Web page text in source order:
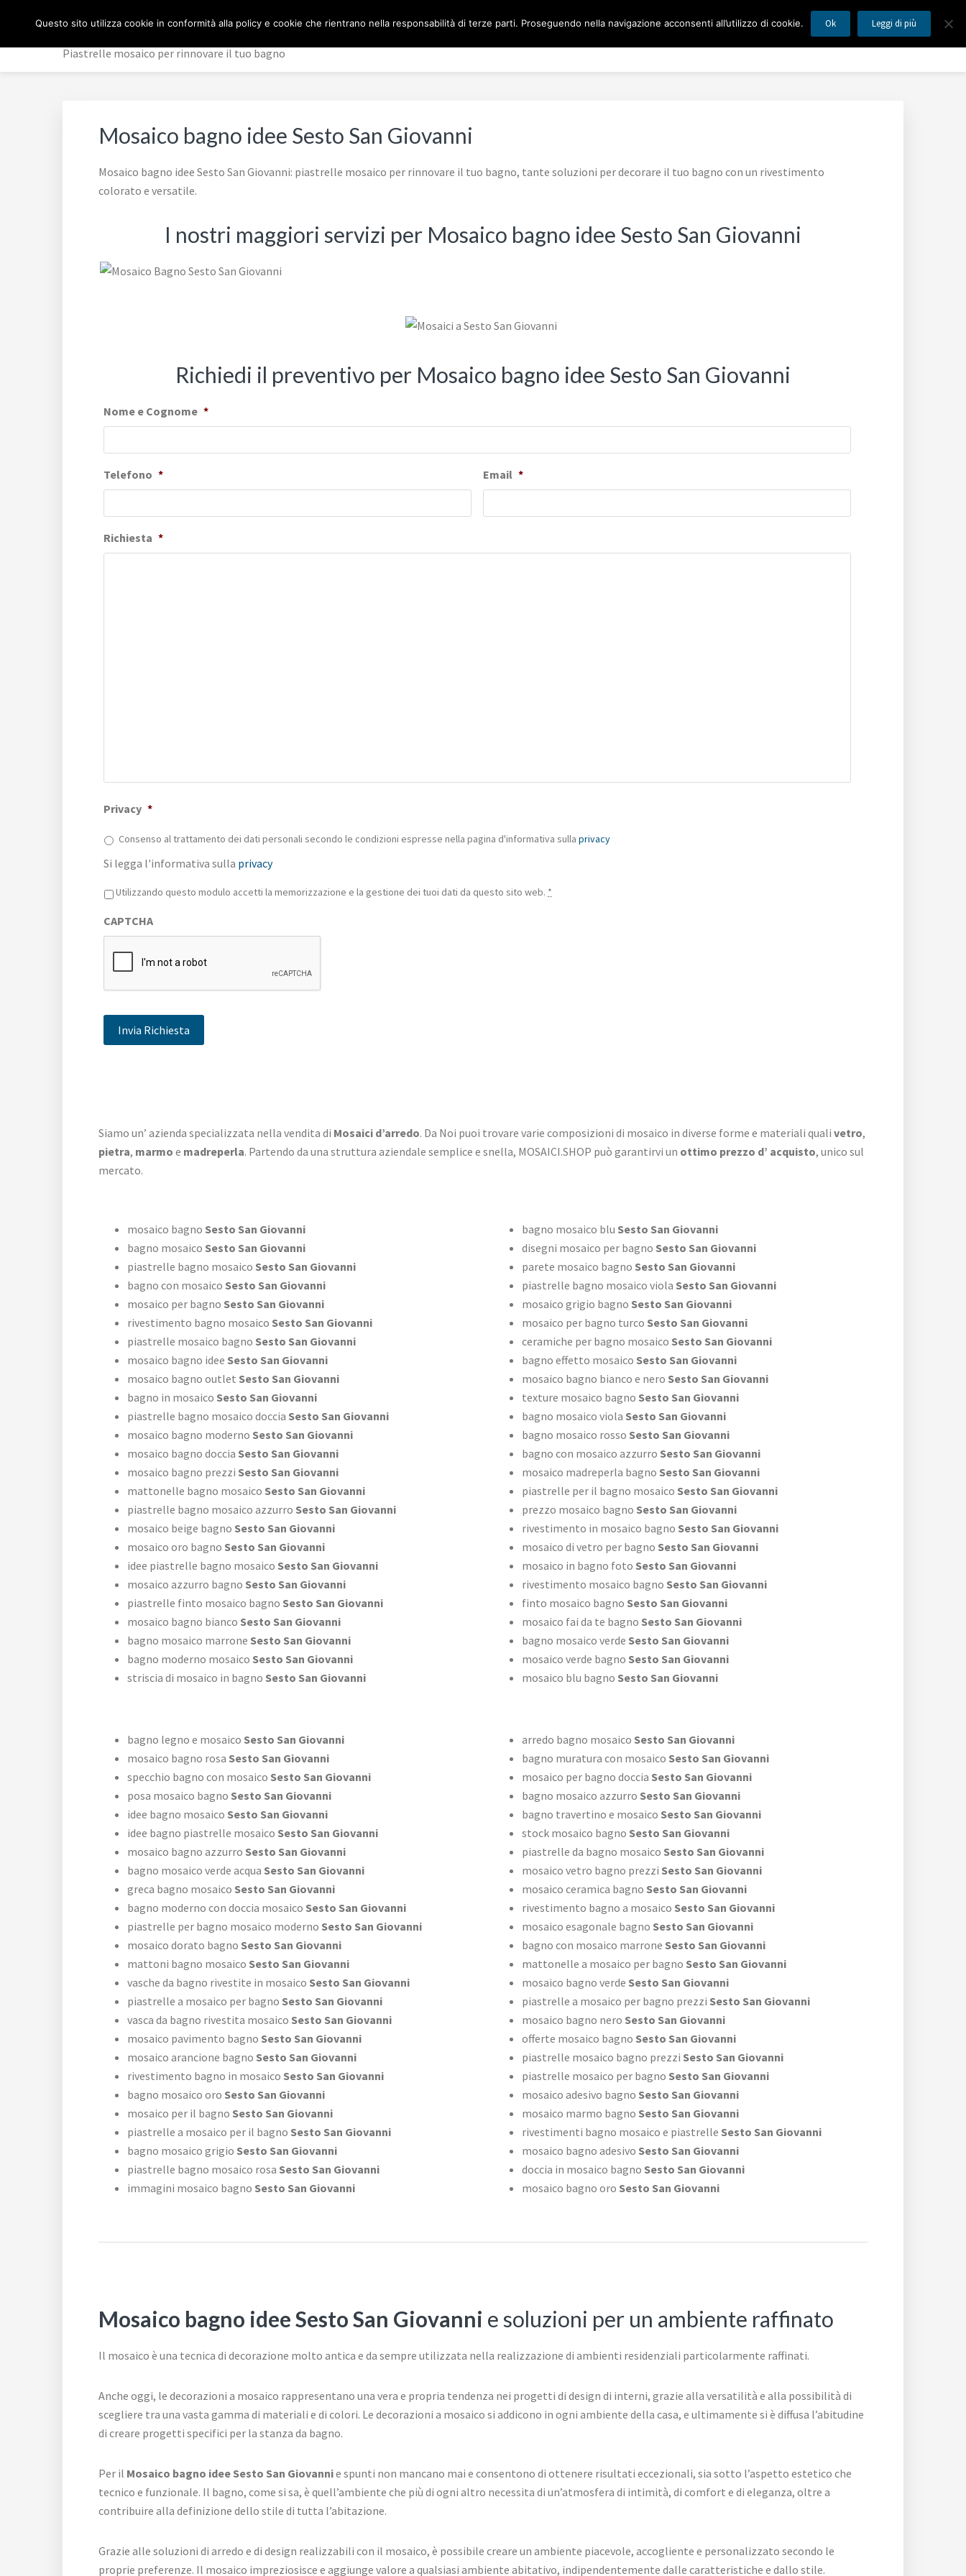
navigazione
contenuto
piè
MOSAICO BAGNO
Piastrelle mosaico per rinnovare il tuo bagno
Home MOSAICO BAGNO MILANO Blog Mappa del Sito Contatti
Mosaico bagno idee Sesto San Giovanni
Mosaico bagno idee Sesto San Giovanni: piastrelle mosaico per rinnovare il tuo bagno, tante soluzioni per decorare il tuo bagno con un rivestimento
colorato e versatile.
I nostri maggiori servizi per Mosaico bagno idee Sesto San Giovanni
Richiedi il preventivo per Mosaico bagno idee Sesto San Giovanni
Nome e Cognome *
Telefono * Email *
Richiesta *
Privacy *
Consenso al trattamento dei dati personali secondo le condizioni espresse nella pagina d'informativa sulla privacy
Si legga l'informativa sulla privacy
Privacy *
Utilizzando questo modulo accetti la memorizzazione e la gestione dei tuoi dati da questo sito web. *
CAPTCHA
Siamo un’ azienda specializzata nella vendita di Mosaici d’arredo. Da Noi puoi trovare varie composizioni di mosaico in diverse forme e materiali quali vetro,
pietra, marmo e madreperla. Partendo da una struttura aziendale semplice e snella, MOSAICI.SHOP può garantirvi un ottimo prezzo d’ acquisto, unico sul
mercato.
mosaico bagno Sesto San Giovanni
bagno mosaico Sesto San Giovanni
piastrelle bagno mosaico Sesto San Giovanni
bagno con mosaico Sesto San Giovanni
mosaico per bagno Sesto San Giovanni
rivestimento bagno mosaico Sesto San Giovanni
piastrelle mosaico bagno Sesto San Giovanni
mosaico bagno idee Sesto San Giovanni
mosaico bagno outlet Sesto San Giovanni
bagno in mosaico Sesto San Giovanni
piastrelle bagno mosaico doccia Sesto San Giovanni
mosaico bagno moderno Sesto San Giovanni
mosaico bagno doccia Sesto San Giovanni
mosaico bagno prezzi Sesto San Giovanni
mattonelle bagno mosaico Sesto San Giovanni
piastrelle bagno mosaico azzurro Sesto San Giovanni
mosaico beige bagno Sesto San Giovanni
mosaico oro bagno Sesto San Giovanni
idee piastrelle bagno mosaico Sesto San Giovanni
mosaico azzurro bagno Sesto San Giovanni
piastrelle finto mosaico bagno Sesto San Giovanni
mosaico bagno bianco Sesto San Giovanni
bagno mosaico marrone Sesto San Giovanni
bagno moderno mosaico Sesto San Giovanni
striscia di mosaico in bagno Sesto San Giovanni
bagno mosaico blu Sesto San Giovanni
disegni mosaico per bagno Sesto San Giovanni
parete mosaico bagno Sesto San Giovanni
piastrelle bagno mosaico viola Sesto San Giovanni
mosaico grigio bagno Sesto San Giovanni
mosaico per bagno turco Sesto San Giovanni
ceramiche per bagno mosaico Sesto San Giovanni
bagno effetto mosaico Sesto San Giovanni
mosaico bagno bianco e nero Sesto San Giovanni
texture mosaico bagno Sesto San Giovanni
bagno mosaico viola Sesto San Giovanni
bagno mosaico rosso Sesto San Giovanni
bagno con mosaico azzurro Sesto San Giovanni
mosaico madreperla bagno Sesto San Giovanni
piastrelle per il bagno mosaico Sesto San Giovanni
prezzo mosaico bagno Sesto San Giovanni
rivestimento in mosaico bagno Sesto San Giovanni
mosaico di vetro per bagno Sesto San Giovanni
mosaico in bagno foto Sesto San Giovanni
rivestimento mosaico bagno Sesto San Giovanni
finto mosaico bagno Sesto San Giovanni
mosaico fai da te bagno Sesto San Giovanni
bagno mosaico verde Sesto San Giovanni
mosaico verde bagno Sesto San Giovanni
mosaico blu bagno Sesto San Giovanni
bagno legno e mosaico Sesto San Giovanni
mosaico bagno rosa Sesto San Giovanni
specchio bagno con mosaico Sesto San Giovanni
posa mosaico bagno Sesto San Giovanni
idee bagno mosaico Sesto San Giovanni
idee bagno piastrelle mosaico Sesto San Giovanni
mosaico bagno azzurro Sesto San Giovanni
bagno mosaico verde acqua Sesto San Giovanni
greca bagno mosaico Sesto San Giovanni
bagno moderno con doccia mosaico Sesto San Giovanni
piastrelle per bagno mosaico moderno Sesto San Giovanni
mosaico dorato bagno Sesto San Giovanni
mattoni bagno mosaico Sesto San Giovanni
vasche da bagno rivestite in mosaico Sesto San Giovanni
piastrelle a mosaico per bagno Sesto San Giovanni
vasca da bagno rivestita mosaico Sesto San Giovanni
mosaico pavimento bagno Sesto San Giovanni
mosaico arancione bagno Sesto San Giovanni
rivestimento bagno in mosaico Sesto San Giovanni
bagno mosaico oro Sesto San Giovanni
mosaico per il bagno Sesto San Giovanni
piastrelle a mosaico per il bagno Sesto San Giovanni
bagno mosaico grigio Sesto San Giovanni
piastrelle bagno mosaico rosa Sesto San Giovanni
immagini mosaico bagno Sesto San Giovanni
arredo bagno mosaico Sesto San Giovanni
bagno muratura con mosaico Sesto San Giovanni
mosaico per bagno doccia Sesto San Giovanni
bagno mosaico azzurro Sesto San Giovanni
bagno travertino e mosaico Sesto San Giovanni
stock mosaico bagno Sesto San Giovanni
piastrelle da bagno mosaico Sesto San Giovanni
mosaico vetro bagno prezzi Sesto San Giovanni
mosaico ceramica bagno Sesto San Giovanni
rivestimento bagno a mosaico Sesto San Giovanni
mosaico esagonale bagno Sesto San Giovanni
bagno con mosaico marrone Sesto San Giovanni
mattonelle a mosaico per bagno Sesto San Giovanni
mosaico bagno verde Sesto San Giovanni
piastrelle a mosaico per bagno prezzi Sesto San Giovanni
mosaico bagno nero Sesto San Giovanni
offerte mosaico bagno Sesto San Giovanni
piastrelle mosaico bagno prezzi Sesto San Giovanni
piastrelle mosaico per bagno Sesto San Giovanni
mosaico adesivo bagno Sesto San Giovanni
mosaico marmo bagno Sesto San Giovanni
rivestimenti bagno mosaico e piastrelle Sesto San Giovanni
mosaico bagno adesivo Sesto San Giovanni
doccia in mosaico bagno Sesto San Giovanni
mosaico bagno oro Sesto San Giovanni
Mosaico bagno idee Sesto San Giovanni e soluzioni per un ambiente raffinato
Il mosaico è una tecnica di decorazione molto antica e da sempre utilizzata nella realizzazione di ambienti residenziali particolarmente raffinati.
Anche oggi, le decorazioni a mosaico rappresentano una vera e propria tendenza nei progetti di design di interni, grazie alla versatilità e alla possibilità di
scegliere tra una vasta gamma di materiali e di colori. Le decorazioni a mosaico si addicono in ogni ambiente della casa, e ultimamente si è diffusa l’abitudine
di creare progetti specifici per la stanza da bagno.
Per il Mosaico bagno idee Sesto San Giovannie spunti non mancano mai e consentono di ottenere risultati eccezionali, sia sotto l’aspetto estetico che
tecnico e funzionale. Il bagno, come si sa, è quell’ambiente che più di ogni altro necessita di un’atmosfera di intimità, di comfort e di eleganza, oltre a
contribuire alla definizione dello stile di tutta l’abitazione.
Grazie alle soluzioni di arredo e di design realizzabili con il mosaico, è possibile creare un ambiente piacevole, accogliente e personalizzato secondo le
proprie preferenze. Il mosaico impreziosisce e aggiunge valore a qualsiasi ambiente abitativo, indipendentemente dalle caratteristiche e dallo stile.
Questo sito utilizza cookie in conformità alla policy e cookie che rientrano nella responsabilità di terze parti. Proseguendo nella navigazione acconsenti all’utilizzo di cookie. Ok Leggi di più